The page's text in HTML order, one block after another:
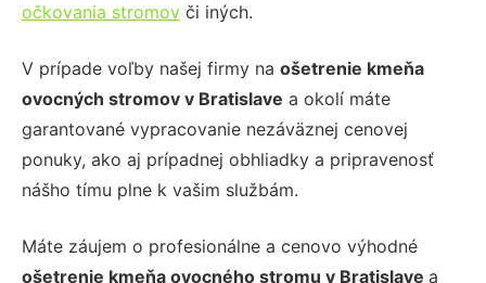
očkovania stromov či iných.
V prípade voľby našej firmy na ošetrenie kmeňa
ovocných stromov v Bratislave a okolí máte
garantované vypracovanie nezáväznej cenovej
ponuky, ako aj prípadnej obhliadky a pripravenosť
nášho tímu plne k vašim službám.
Máte záujem o profesionálne a cenovo výhodné
ošetrenie kmeňa ovocného stromu v Bratislave a